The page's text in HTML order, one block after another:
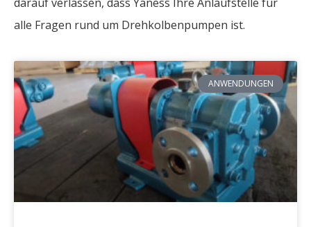
alle Fragen rund um Drehkolbenpumpen ist.
ANWENDUNGEN